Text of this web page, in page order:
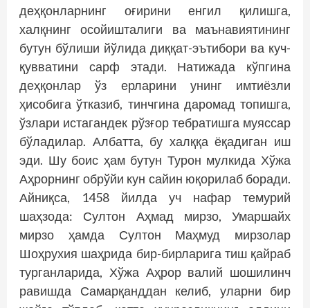
деҳқонларнинг оғирини енгил қилишга,
халқнинг осойишталиги ва маънавиятининг
бутун бўлиши йўлида диққат-эътибори ва куч-
қувватини сарф этади. Натижада кўпгина
деҳқонлар ўз ерларини унинг имтиёзли
ҳисобига ўтказиб, тинчгина даромад топишга,
ўзлари истагандек рўзғор тебратишга муяссар
бўладилар. Албатта, бу халққа ёқадиган иш
эди. Шу боис ҳам бутун Турон мулкида Хўжа
Аҳрорнинг обрўйи кун сайин юқорилаб боради.
Айниқса, 1458 йилда уч нафар темурий
шаҳзода: Султон Аҳмад мирзо, Умаршайх
мирзо ҳамда Султон Маҳмуд мирзолар
Шоҳрухия шаҳрида бир-бирларига тиш қайраб
турганларида, Хўжа Аҳрор валий шошилинч
равишда Самарқанддан келиб, уларни бир